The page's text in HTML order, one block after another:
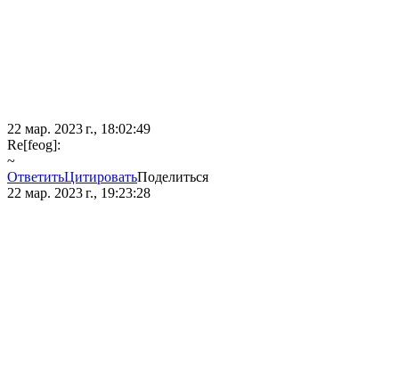
22 мар. 2023 г., 18:02:49
Re[feog]:
~
ОтветитьЦитироватьПоделиться
22 мар. 2023 г., 19:23:28